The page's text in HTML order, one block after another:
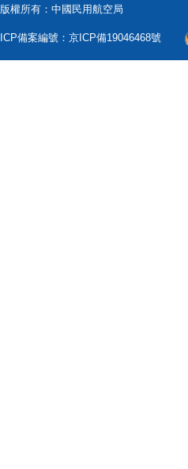
版權所有：中國民用航空局
ICP備案編號：京ICP備19046468號